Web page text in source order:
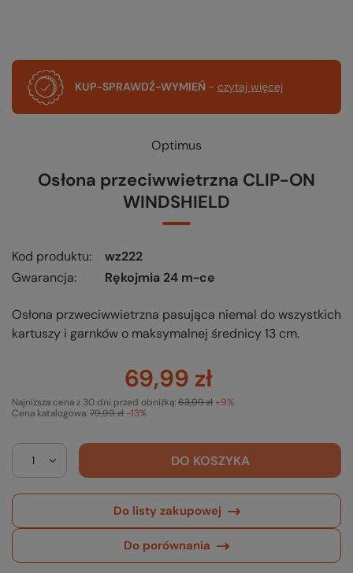
KUP-SPRAWDŹ-WYMIEŃ - czytaj więcej
Optimus
Osłona przeciwwietrzna CLIP-ON
WINDSHIELD
Kod produktu
wz222
Gwarancja
Rękojmia 24 m-ce
Osłona przweciwwietrzna pasująca niemal do wszystkich
kartuszy i garnków o maksymalnej średnicy 13 cm.
69,99 zł
Cena katalogowa:79,99 zł -13%
Najniższa cena z 30 dni przed obniżką:63,99 zł +9%
DO KOSZYKA
Do listy zakupowej
Do porównania